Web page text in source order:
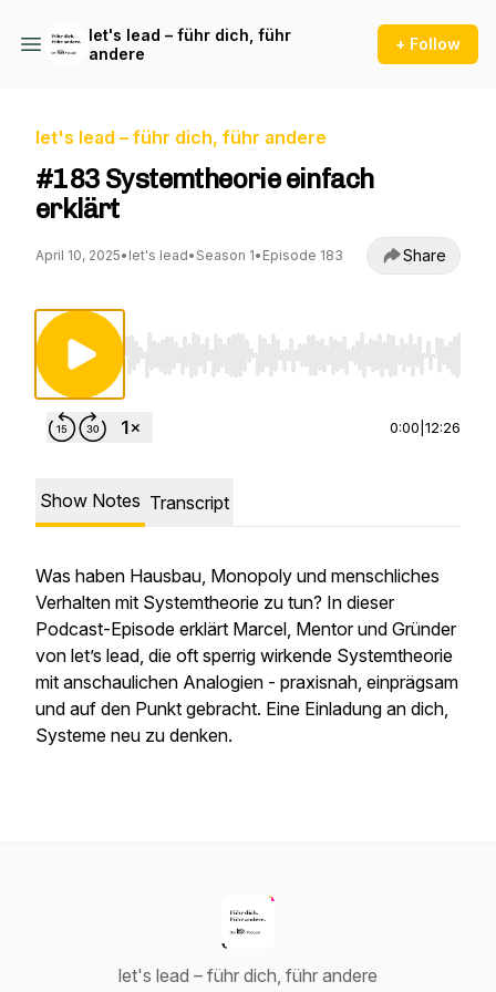
let's lead – führ dich, führ
andere
+ Follow
let's lead – führ dich, führ andere
#183 Systemtheorie einfach
erklärt
April 10, 2025• let's lead• Season 1• Episode 183 Share
Use Left/Right to seek, Home/End to jump
0:00 12:26
Show Notes Transcript
Was haben Hausbau, Monopoly und menschliches
Verhalten mit Systemtheorie zu tun? In dieser
Podcast-Episode erklärt Marcel, Mentor und Gründer
von let’s lead, die oft sperrig wirkende Systemtheorie
mit anschaulichen Analogien - praxisnah, einprägsam
und auf den Punkt gebracht. Eine Einladung an dich,
Systeme neu zu denken.
let's lead – führ dich, führ andere